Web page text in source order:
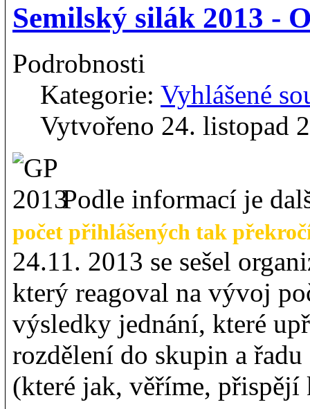
Semilský silák 2013 -
Podrobnosti
Kategorie: Vyhlášené
Vytvořeno 24. listopad
Podle informací je
počet přihlášených tak
24.11. 2013 se sešel
který reagoval na vývoj
výsledky jednání, které
rozdělení do skupin a
(které jak, věříme, přispějí